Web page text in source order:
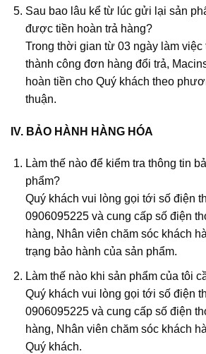
Sau bao lâu kể từ lúc gửi lại sản
được tiền hoàn trả hàng?
Trong thời gian từ 03 ngày làm việc
thành công đơn hàng đổi trả,
hoàn tiền cho Quý khách theo
thuận.
IV. BẢO HÀNH HÀNG HÓA
Làm thế nào để kiểm tra thông tin
phẩm?
Quý khách vui lòng gọi tới số điện
0906095225 và cung cấp số điện
hàng, Nhân viên chăm sóc khách
trạng bảo hành của sản phẩm.
Làm thế nào khi sản phẩm của tôi
Quý khách vui lòng gọi tới số điện
0906095225 và cung cấp số điện
hàng, Nhân viên chăm sóc khách
Quý khách.